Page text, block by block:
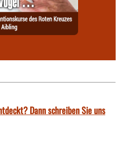
Dann schreiben Sie uns